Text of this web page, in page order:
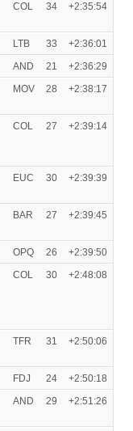
COL 34 +2:35:54
LTB 33
+2:36:01
AND 21
+2:36:29
MOV 28 +2:38:17
COL 27 +2:39:14
EUC 30 +2:39:39
BAR 27 +2:39:45
OPQ 26
+2:39:50
COL 30 +2:48:08
TFR 31 +2:50:06
FDJ 24
+2:50:18
AND 29 +2:51:26